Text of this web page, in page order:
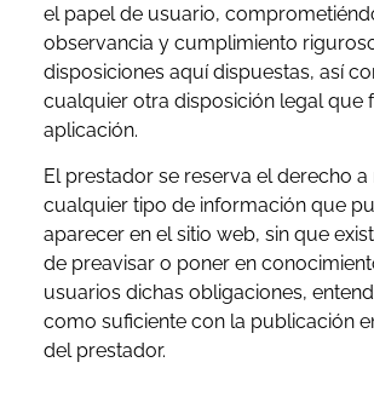
el papel de usuario,
observancia y cumplimiento
disposiciones aquí dispuestas, así
cualquier otra disposición legal que
aplicación.
El prestador se reserva el derecho
cualquier tipo de información que
aparecer en el sitio web, sin que
de preavisar o poner en
usuarios dichas obligaciones,
como suficiente con la publicación
del prestador.